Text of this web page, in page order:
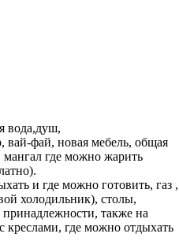
вода,душ,
вай-фай, новая мебель, общая
мангал где можно жарить
и где можно готовить, газ ,
холодильник), столы,
также на
креслами, где можно отдыхать